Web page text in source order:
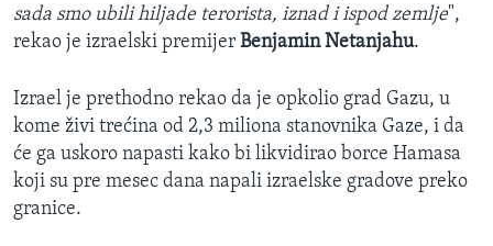
sada smo ubili hiljade terorista, iznad i ispod zemlje",
rekao je izraelski premijer Benjamin Netanjahu.
Izrael je prethodno rekao da je opkolio grad Gazu, u
kome živi trećina od 2,3 miliona stanovnika Gaze, i da
će ga uskoro napasti kako bi likvidirao borce Hamasa
koji su pre mesec dana napali izraelske gradove preko
granice.